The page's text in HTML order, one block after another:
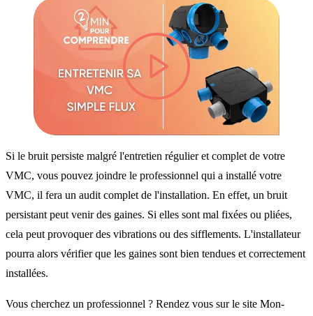
lire la vidéo
Si le bruit persiste malgré l'entretien régulier et complet de votre
VMC, vous pouvez joindre le professionnel qui a installé votre
VMC, il fera un audit complet de l'installation. En effet, un bruit
persistant peut venir des gaines. Si elles sont mal fixées ou pliées,
cela peut provoquer des vibrations ou des sifflements. L'installateur
pourra alors vérifier que les gaines sont bien tendues et correctement
installées.
Vous cherchez un professionnel ? Rendez vous sur le site Mon-